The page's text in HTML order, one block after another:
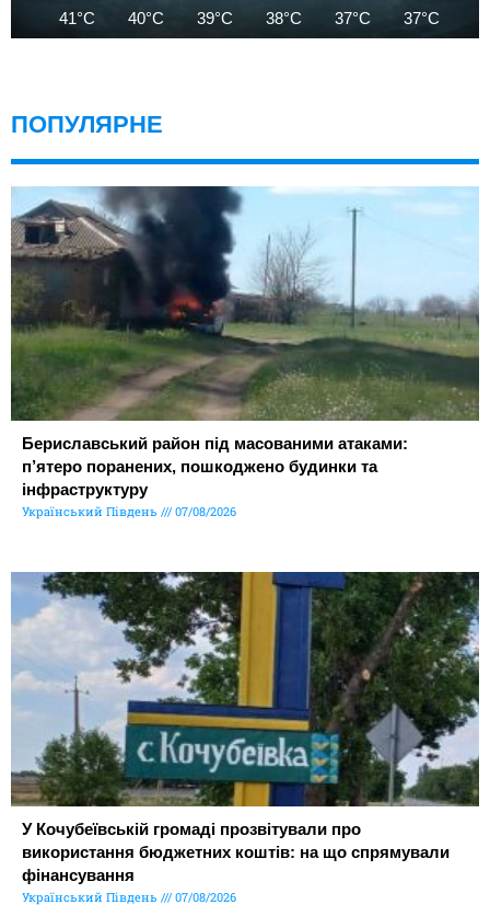
41°C 40°C 39°C 38°C 37°C 37°C
ПОПУЛЯРНЕ
Бериславський район під масованими атаками:
п’ятеро поранених, пошкоджено будинки та
інфраструктуру
Український Південь 07/08/2026
У Кочубеївській громаді прозвітували про
використання бюджетних коштів: на що спрямували
фінансування
Український Південь 07/08/2026